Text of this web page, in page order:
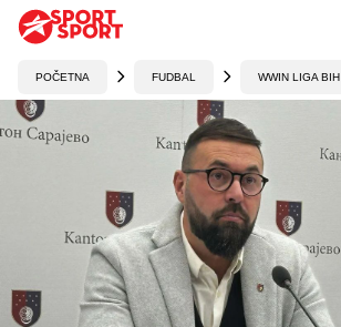
POČETNA FUDBAL WWIN LIGA BIH